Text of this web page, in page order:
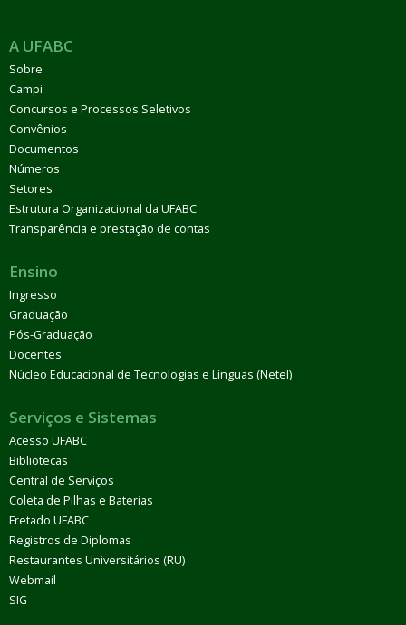
A UFABC
Sobre
Campi
Concursos e Processos Seletivos
Convênios
Documentos
Números
Setores
Estrutura Organizacional da UFABC
Transparência e prestação de contas
Ensino
Ingresso
Graduação
Pós-Graduação
Docentes
Núcleo Educacional de Tecnologias e Línguas (Netel)
Serviços e Sistemas
Acesso UFABC
Bibliotecas
Central de Serviços
Coleta de Pilhas e Baterias
Fretado UFABC
Registros de Diplomas
Restaurantes Universitários (RU)
Webmail
SIG